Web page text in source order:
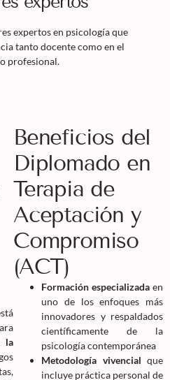
expertos en psicología que
tanto docente como en el
profesional.
la
Beneficios del
Diplomado en
Terapia de
Aceptación y
Compromiso
(ACT)
Formación especializada en
uno de los enfoques más
innovadores y respaldados
científicamente de la
psicología contemporánea
Metodología vivencial que
incluye práctica personal de